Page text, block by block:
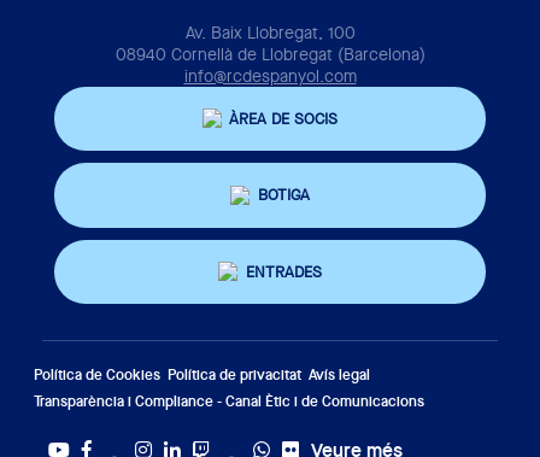
Av. Baix Llobregat, 100
08940 Cornellà de Llobregat (Barcelona)
info@rcdespanyol.com
ÀREA DE SOCIS
BOTIGA
ENTRADES
Política de Cookies Política de privacitat Avís legal
Transparència i Compliance - Canal Ètic i de Comunicacions
Veure més